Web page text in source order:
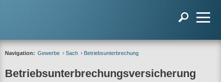
Navigation: Gewerbe Sach Betriebsunterbrechung
Betriebsunterbrechungsversicherung